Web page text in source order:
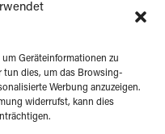
Geräteinformationen zu
tun dies, um das Browsing-
Werbung anzuzeigen.
widerrufst, kann dies
1